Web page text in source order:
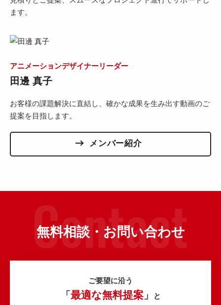
ます。
アニメーションデザイナーリーダー
田邊 真子
お客様の課題解決に直結し、確かな成果を生み出す動画のご
提案を目指します。
メンバー紹介
無料相談・お問い合わせ
ご要望に沿う
「 最適な無料提案」
と